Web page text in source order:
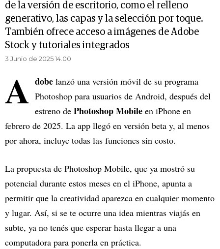
de la versión de escritorio, como el relleno
generativo, las capas y la selección por toque.
También ofrece acceso a imágenes de Adobe
Stock y tutoriales integrados
3 Junio de 2025 14.00
A dobe lanzó una versión móvil de su programa
Photoshop para usuarios de Android, después del
estreno de Photoshop Mobile en iPhone en
febrero de 2025. La app llegó en versión beta y, al menos
por ahora, incluye todas las funciones sin costo.
La propuesta de Photoshop Mobile, que ya mostró su
potencial durante estos meses en el iPhone, apunta a
permitir que la creatividad aparezca en cualquier momento
y lugar. Así, si se te ocurre una idea mientras viajás en
subte, ya no tenés que esperar hasta llegar a una
computadora para ponerla en práctica.